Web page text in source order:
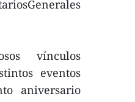
vínculos
eventos
aniversario